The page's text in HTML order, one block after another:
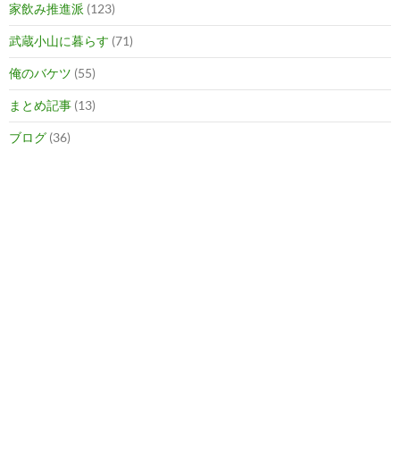
家飲み推進派 (123)
武蔵小山に暮らす (71)
俺のバケツ (55)
まとめ記事 (13)
ブログ (36)